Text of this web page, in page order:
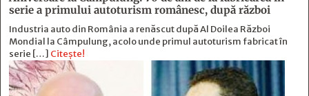
serie a primului autoturism românesc, după război
Industria auto din România a renăscut după Al Doilea Război
Mondial la Câmpulung, acolo unde primul autoturism fabricat în
serie […] Citește!